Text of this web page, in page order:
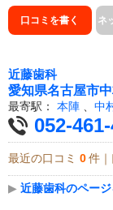
口コミを書く ネ
近藤歯科
愛知県名古屋市
最寄駅： 本陣 中
052-
最近の口コミ 0 件
▶ 近藤歯科のペー